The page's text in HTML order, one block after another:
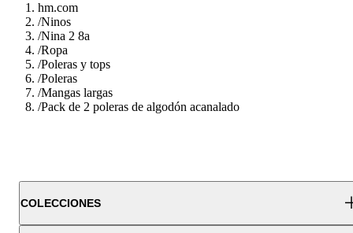
hm.com
/Ninos
/Nina 2 8a
/Ropa
/Poleras y tops
/Poleras
/Mangas largas
/Pack de 2 poleras de algodón acanalado
COLECCIONES